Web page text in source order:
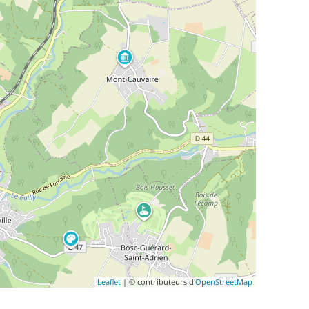
Leaflet | © contributeurs d'OpenStreetMap